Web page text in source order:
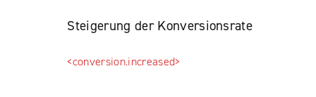
Steigerung der Konversionsrate
<conversion.increased>